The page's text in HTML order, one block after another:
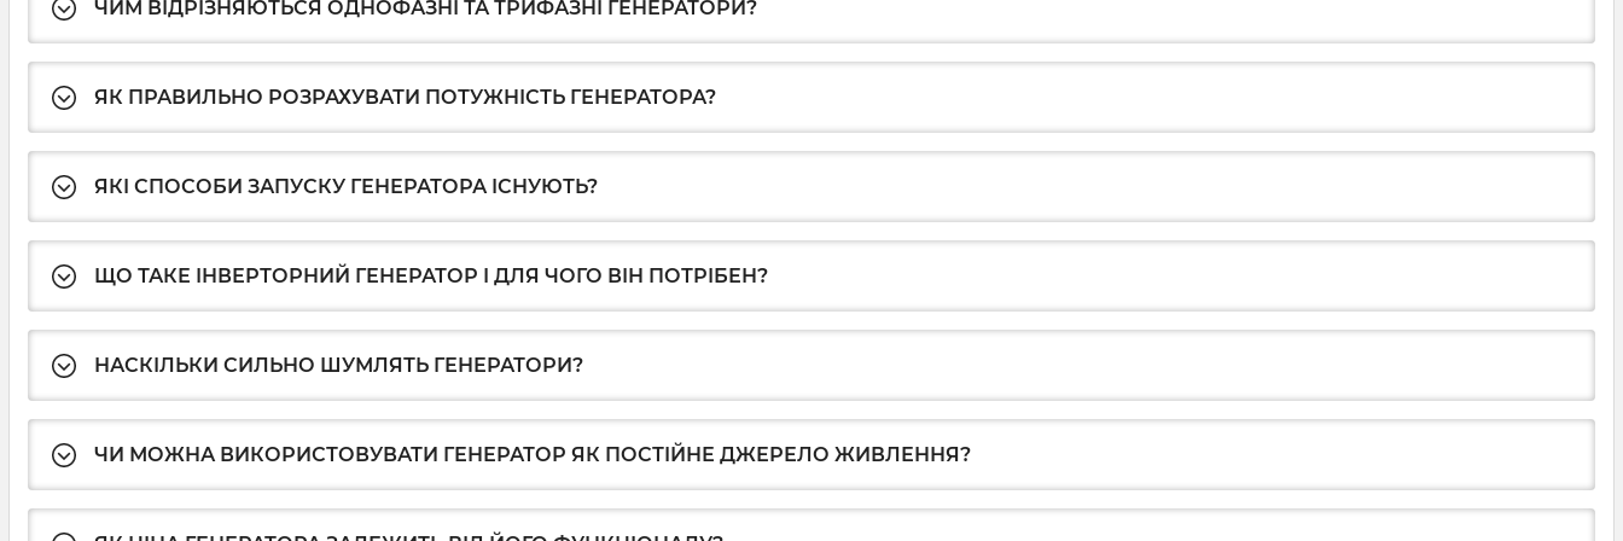
ЧИМ ВІДРІЗНЯЮТЬСЯ ОДНОФАЗНІ ТА ТРИФАЗНІ ГЕНЕРАТОРИ?
ЯК ПРАВИЛЬНО РОЗРАХУВАТИ ПОТУЖНІСТЬ ГЕНЕРАТОРА?
ЯКІ СПОСОБИ ЗАПУСКУ ГЕНЕРАТОРА ІСНУЮТЬ?
ЩО ТАКЕ ІНВЕРТОРНИЙ ГЕНЕРАТОР І ДЛЯ ЧОГО ВІН ПОТРІБЕН?
НАСКІЛЬКИ СИЛЬНО ШУМЛЯТЬ ГЕНЕРАТОРИ?
ЧИ МОЖНА ВИКОРИСТОВУВАТИ ГЕНЕРАТОР ЯК ПОСТІЙНЕ ДЖЕРЕЛО ЖИВЛЕННЯ?